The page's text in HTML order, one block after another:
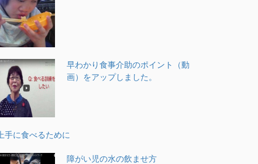
早わかり食事介助のポイント（動
画）をアップしました。
上手に食べるために
障がい児の水の飲ませ方